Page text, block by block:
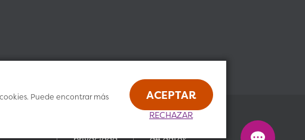
Política
de
Puede encontrar más
ACEPTAR
RECHAZAR